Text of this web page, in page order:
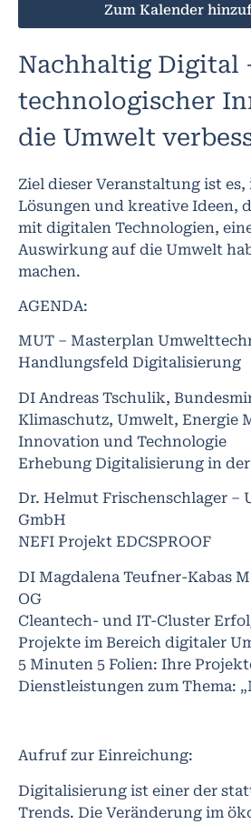
Zum Kalender
Nachhaltig Digital
technologischer
die Umwelt
Ziel dieser Veranstaltung ist
Lösungen und kreative Ideen,
mit digitalen Technologien,
Auswirkung auf die Umwelt
machen.
AGENDA:
MUT – Masterplan
Handlungsfeld Digitalisierung
DI Andreas Tschulik,
Klimaschutz, Umwelt, Energie
Innovation und Technologie
Erhebung Digitalisierung in
Dr. Helmut Frischenschlager –
GmbH
NEFI Projekt EDCSPROOF
DI Magdalena Teufner-Kabas
OG
Cleantech- und IT-Cluster
Projekte im Bereich digitaler
5 Minuten 5 Folien: Ihre
Dienstleistungen zum Thema:
Aufruf zur Einreichung:
Digitalisierung ist einer der
Trends. Die Veränderung im